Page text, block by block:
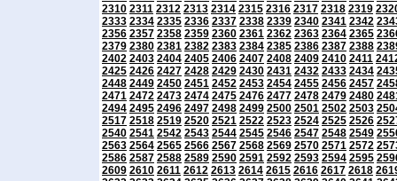
2310 2311 2312 2313 2314 2315 2316 2317 2318 2319
2333 2334 2335 2336 2337 2338 2339 2340 2341 2342
2356 2357 2358 2359 2360 2361 2362 2363 2364 2365
2379 2380 2381 2382 2383 2384 2385 2386 2387 2388
2402 2403 2404 2405 2406 2407 2408 2409 2410 2411
2425 2426 2427 2428 2429 2430 2431 2432 2433 2434
2448 2449 2450 2451 2452 2453 2454 2455 2456 2457
2471 2472 2473 2474 2475 2476 2477 2478 2479 2480
2494 2495 2496 2497 2498 2499 2500 2501 2502 2503
2517 2518 2519 2520 2521 2522 2523 2524 2525 2526
2540 2541 2542 2543 2544 2545 2546 2547 2548 2549
2563 2564 2565 2566 2567 2568 2569 2570 2571 2572
2586 2587 2588 2589 2590 2591 2592 2593 2594 2595
2609 2610 2611 2612 2613 2614 2615 2616 2617 2618